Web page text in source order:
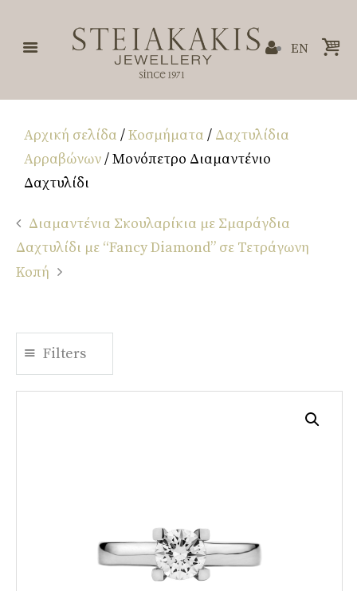
EN
Αρχική σελίδα /Κοσμήματα / Δαχτυλίδια
Αρραβώνων/ Μονόπετρο Διαμαντένιο
Δαχτυλίδι
Διαμαντένια Σκουλαρίκια με Σμαράγδια
Δαχτυλίδι με “Fancy Diamond” σε Τετράγωνη
Κοπή
Filters